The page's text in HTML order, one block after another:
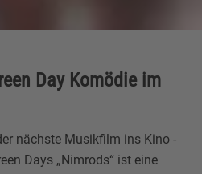
Day Komödie im
nächste Musikfilm ins Kino -
Days „Nimrods“ ist eine